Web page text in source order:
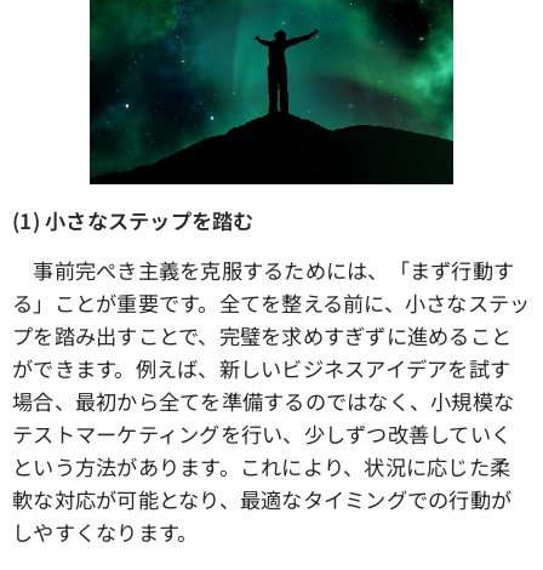
(1) 小さなステップを踏む
事前完ぺき主義を克服するためには、「まず行動す
る」ことが重要です。全てを整える前に、小さなステッ
プを踏み出すことで、完璧を求めすぎずに進めること
ができます。例えば、新しいビジネスアイデアを試す
場合、最初から全てを準備するのではなく、小規模な
テストマーケティングを行い、少しずつ改善していく
という方法があります。これにより、状況に応じた柔
軟な対応が可能となり、最適なタイミングでの行動が
しやすくなります。